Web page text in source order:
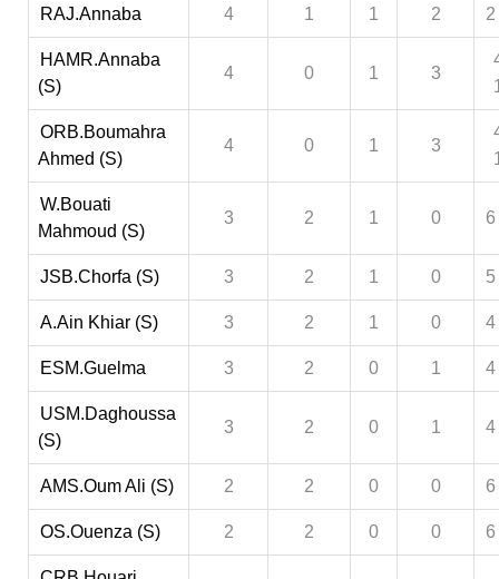
RAJ.Annaba 4 1 1 2 2
HAMR.Annaba
(S)
4 0 1 3
ORB.Boumahra
Ahmed (S)
4 0 1 3
W.Bouati
Mahmoud (S)
3 2 1 0 6
JSB.Chorfa (S) 3 2 1 0 5
A.Ain Khiar (S) 3 2 1 0 4
ESM.Guelma 3 2 0 1 4
USM.Daghoussa
(S)
3 2 0 1 4
AMS.Oum Ali (S) 2 2 0 0 6
OS.Ouenza (S) 2 2 0 0 6